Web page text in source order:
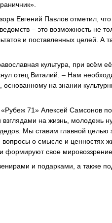
Евгений Павлов отметил,
– это возможность не
и поставленных целей.
культура, при всём
отец Виталий. – Нам
на знании
71» Алексей Самсонов
на жизнь, молодежь
Мы ставим главной
о смысле и ценностях
формируют свое
и подарками, а также